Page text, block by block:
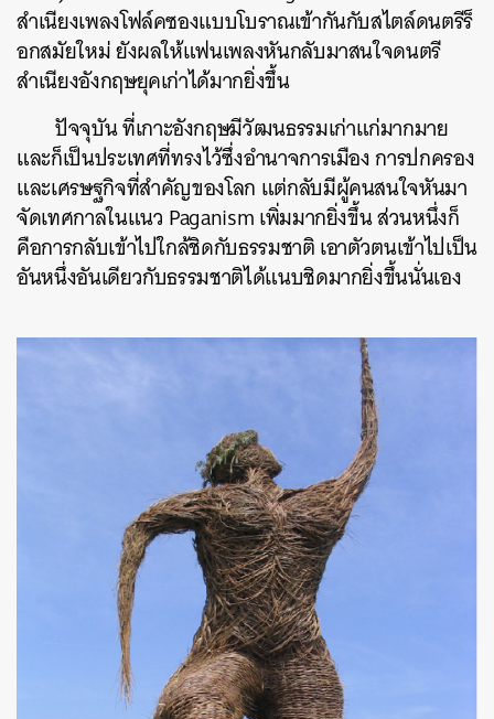
สำเนียงเพลงโฟล์คซองแบบโบราณเข้ากันกับสไตล์ดนตรีร็
อกสมัยใหม่ ยังผลให้แฟนเพลงหันกลับมาสนใจดนตรี
สำเนียงอังกฤษยุคเก่าได้มากยิ่งขึ้น
ปัจจุบัน ที่เกาะอังกฤษมีวัฒนธรรมเก่าแก่มากมาย
และก็เป็นประเทศที่ทรงไว้ซึ่งอำนาจการเมือง การปกครอง
และเศรษฐกิจที่สำคัญของโลก แต่กลับมีผู้คนสนใจหันมา
จัดเทศกาลในแนว Paganism เพิ่มมากยิ่งขึ้น ส่วนหนึ่งก็
คือการกลับเข้าไปใกล้ชิดกับธรรมชาติ เอาตัวตนเข้าไปเป็น
อันหนึ่งอันเดียวกับธรรมชาติได้แนบชิดมากยิ่งขึ้นนั่นเอง